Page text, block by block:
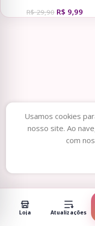
e PDF)
R$29,90 R$ 9,99
Usamos cookies
nosso site. Ao
com
Loja Atualizações